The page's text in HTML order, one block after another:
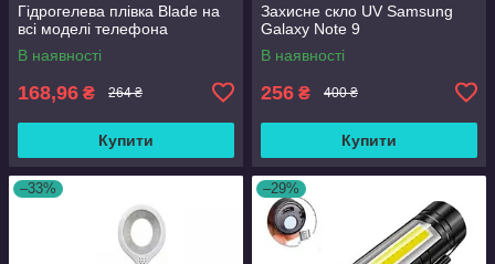
Гідрогелева плівка Blade на
всі моделі телефона
В наявності
168,96 ₴ 264 ₴
Купити
Захисне скло UV Samsung
Galaxy Note 9
В наявності
256 ₴ 400 ₴
Купити
–33% –29%